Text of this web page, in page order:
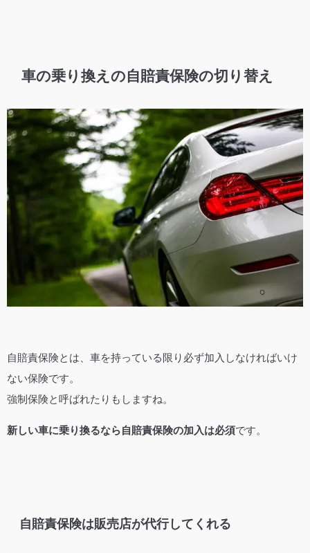
車の乗り換えの自賠責保険の切り替え
自賠責保険とは、車を持っている限り必ず加入しなければいけ
ない保険です。
強制保険と呼ばれたりもしますね。
新しい車に乗り換るなら自賠責保険の加入は必須です。
自賠責保険は販売店が代行してくれる